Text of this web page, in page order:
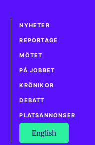
NYHETER
REPORTAGE
MÖTET
PÅ JOBBET
KRÖNIKOR
DEBATT
PLATSANNONSER
English